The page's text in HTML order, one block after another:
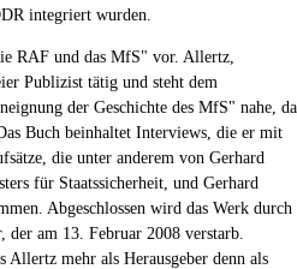
integriert wurden.
RAF und das MfS" vor. Allertz,
Publizist tätig und steht dem
der Geschichte des MfS" nahe,
Buch beinhaltet Interviews, die er mit
die unter anderem von Gerhard
für Staatssicherheit, und Gerhard
Abgeschlossen wird das Werk durch
am 13. Februar 2008 verstarb.
Allertz mehr als Herausgeber denn als